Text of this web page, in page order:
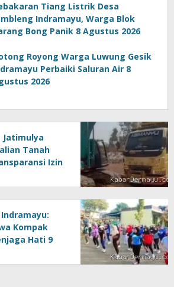
Tiang Listrik Desa
Indramayu, Warga Blok
Bong Panik 8 Agustus 2026
Royong Warga Luwung Gesik
Perbaiki Saluran Air 8
2026
Jatimulya
Tanah
Izin
WIB
Kompak
Hati 9